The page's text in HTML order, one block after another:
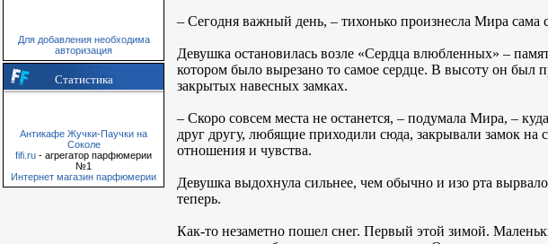
Для добавления необходима
авторизация
Статистика
Антикафе Жучки-Паучки на
Соколе
fifi.ru - агрегатор парфюмерии
№1
Интернет магазин парфюмерии
– Сегодня важный день, – тихонько произнесла Мира сама
Девушка остановилась возле «Сердца влюбленных» –
котором было вырезано то самое сердце. В высоту он был
закрытых навесных замках.
– Скоро совсем места не останется, – подумала Мира, –
друг другу, любящие приходили сюда, закрывали замок на
отношения и чувства.
Девушка выдохнула сильнее, чем обычно и изо рта
теперь.
Как-то незаметно пошел снег. Первый этой зимой.